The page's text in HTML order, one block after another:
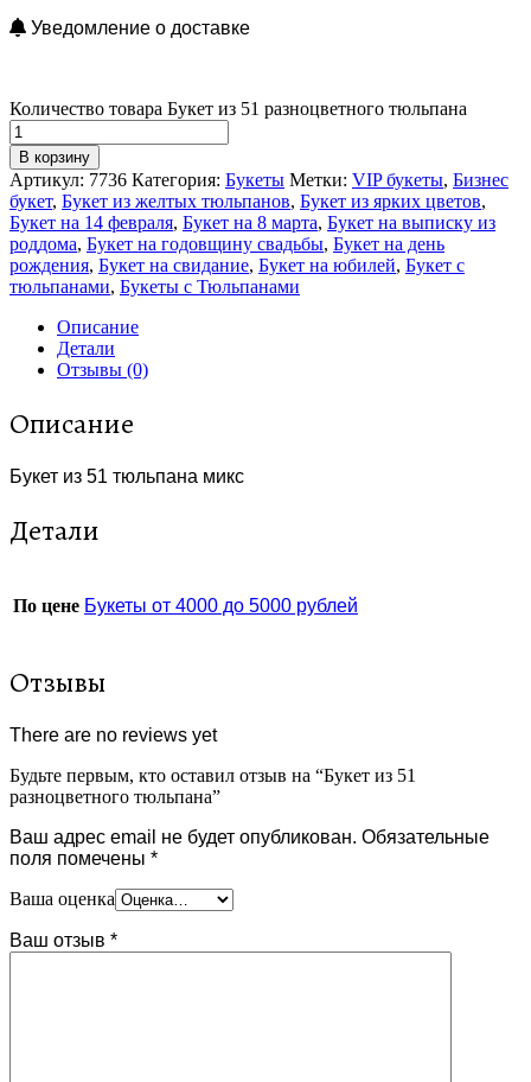
Уведомление о доставке
Количество товара Букет из 51 разноцветного тюльпана
В корзину
Артикул: 7736 Категория: Букеты Метки: VIP букеты, Бизнес
букет, Букет из желтых тюльпанов, Букет из ярких цветов,
Букет на 14 февраля, Букет на 8 марта, Букет на выписку из
роддома, Букет на годовщину свадьбы, Букет на день
рождения, Букет на свидание, Букет на юбилей, Букет с
тюльпанами, Букеты с Тюльпанами
Описание
Детали
Отзывы (0)
Описание
Букет из 51 тюльпана микс
Детали
По цене Букеты от 4000 до 5000 рублей
Отзывы
There are no reviews yet
Будьте первым, кто оставил отзыв на “Букет из 51
разноцветного тюльпана”
Ваш адрес email не будет опубликован. Обязательные
поля помечены *
Ваша оценка
Ваш отзыв *